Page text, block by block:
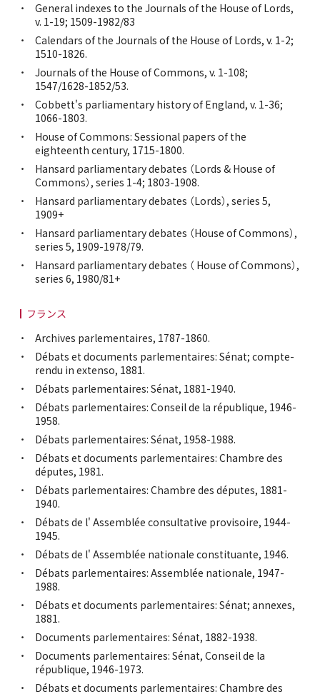
General indexes to the Journals of the House of Lords,
v. 1-19; 1509-1982/83
Calendars of the Journals of the House of Lords, v. 1-2;
1510-1826.
Journals of the House of Commons, v. 1-108;
1547/1628-1852/53.
Cobbett's parliamentary history of England, v. 1-36;
1066-1803.
House of Commons: Sessional papers of the
eighteenth century, 1715-1800.
Hansard parliamentary debates （Lords & House of
Commons）, series 1-4; 1803-1908.
Hansard parliamentary debates （Lords）, series 5,
1909+
Hansard parliamentary debates （House of Commons）,
series 5, 1909-1978/79.
Hansard parliamentary debates （ House of Commons）,
series 6, 1980/81+
フランス
Archives parlementaires, 1787-1860.
Débats et documents parlementaires: Sénat; compte-
rendu in extenso, 1881.
Débats parlementaires: Sénat, 1881-1940.
Débats parlementaires: Conseil de la république, 1946-
1958.
Débats parlementaires: Sénat, 1958-1988.
Débats et documents parlementaires: Chambre des
députes, 1981.
Débats parlementaires: Chambre des députes, 1881-
1940.
Débats de l' Assemblée consultative provisoire, 1944-
1945.
Débats de l' Assemblée nationale constituante, 1946.
Débats parlementaires: Assemblée nationale, 1947-
1988.
Débats et documents parlementaires: Sénat; annexes,
1881.
Documents parlementaires: Sénat, 1882-1938.
Documents parlementaires: Sénat, Conseil de la
république, 1946-1973.
Débats et documents parlementaires: Chambre des